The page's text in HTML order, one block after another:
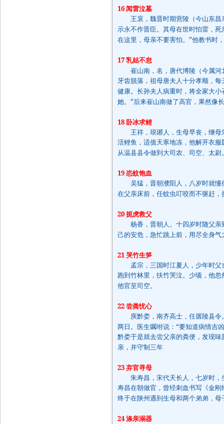
16 闻雷泣墓
王裒，魏晋时期营陵（今山东昌
示永不作晋臣。其母在世时怕雷，
在这里，母亲不要害怕。”他教书时
17乳姑不怠
崔山南，名，唐代博陵（今属河
牙齿脱落，祖母唐夫人十分孝顺，
健康。长孙夫人病重时，将全家大小
她。”后来崔山南做了高官，果然像
18 卧冰求鲤
王祥，琅琊人，生母早丧，继母
活鲤鱼，适值天寒地冻，他解开衣
从温县县令做到大司农、司空、太尉
19恣蚊饱血
吴猛，晋朝濮阳人，八岁时就懂
在父亲床前，任蚊虫叮咬而不驱赶
20扼虎救父
杨香，晋朝人。十四岁时随父亲
己的安危，急忙跳上前，用尽全身
21 哭竹生笋
孟宗，三国时江夏人，少年时父
跑到竹林里，扶竹哭泣。少顷，他
他官至司空。
22尝粪忧心
庾黔娄，南齐高士，任孱陵县令
两日。医生嘱咐说：“要知道病情吉
黔娄于是就去尝父亲的粪便，发现
亲，并守制三年
23弃官寻母
朱寿昌，宋代天长人，七岁时，
寿昌在朝做官，曾经刺血书写《金
终于在陕州遇到生母和两个弟弟，
24涤亲溺器